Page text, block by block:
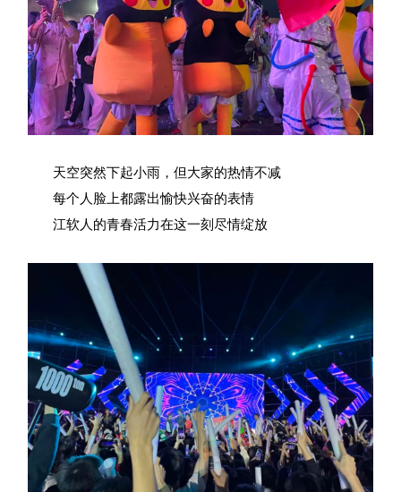
天空突然下起小雨，但大家的热情不减
每个人脸上都露出愉快兴奋的表情
江软人的青春活力在这一刻尽情绽放